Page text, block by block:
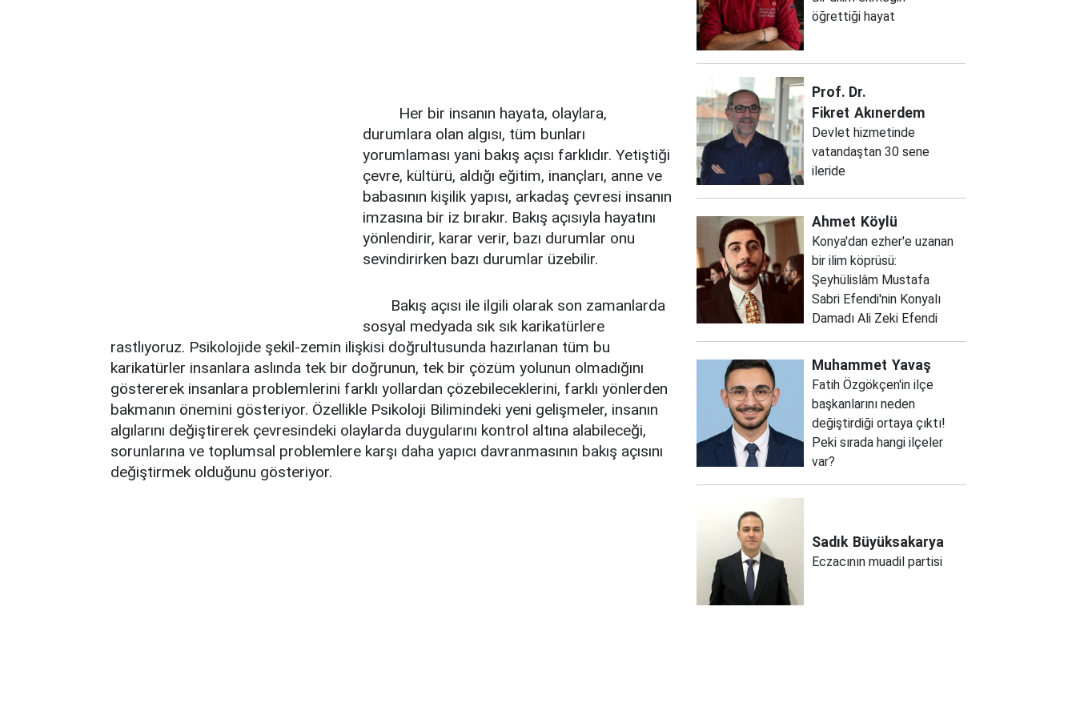
Her bir insanın hayata, olaylara,
durumlara olan algısı, tüm bunları
yorumlaması yani bakış açısı farklıdır. Yetiştiği
çevre, kültürü, aldığı eğitim, inançları, anne ve
babasının kişilik yapısı, arkadaş çevresi insanın
imzasına bir iz bırakır. Bakış açısıyla hayatını
yönlendirir, karar verir, bazı durumlar onu
sevindirirken bazı durumlar üzebilir.
Bakış açısı ile ilgili olarak son zamanlarda
sosyal medyada sık sık karikatürlere
rastlıyoruz. Psikolojide şekil-zemin ilişkisi doğrultusunda hazırlanan tüm bu
karikatürler insanlara aslında tek bir doğrunun, tek bir çözüm yolunun olmadığını
göstererek insanlara problemlerini farklı yollardan çözebileceklerini, farklı yönlerden
bakmanın önemini gösteriyor. Özellikle Psikoloji Bilimindeki yeni gelişmeler, insanın
algılarını değiştirerek çevresindeki olaylarda duygularını kontrol altına alabileceği,
sorunlarına ve toplumsal problemlere karşı daha yapıcı davranmasının bakış açısını
değiştirmek olduğunu gösteriyor.
öğrettiği hayat
Prof. Dr.
Fikret Akınerdem
Devlet hizmetinde
vatandaştan 30 sene
ileride
Ahmet Köylü
Konya'dan ezher'e uzanan
bir ilim köprüsü:
Şeyhülislâm Mustafa
Sabri Efendi'nin Konyalı
Damadı Ali Zeki Efendi
Muhammet Yavaş
Fatih Özgökçen'in ilçe
başkanlarını neden
değiştirdiği ortaya çıktı!
Peki sırada hangi ilçeler
var?
Sadık Büyüksakarya
Eczacının muadil partisi